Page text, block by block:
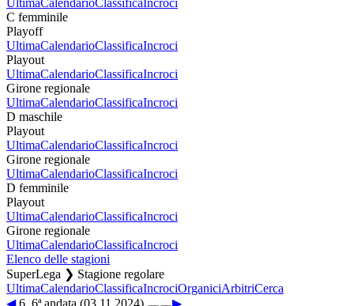
C femminile
Playoff
UltimaCalendarioClassificaIncroci
Playout
UltimaCalendarioClassificaIncroci
Girone regionale
UltimaCalendarioClassificaIncroci
D maschile
Playout
UltimaCalendarioClassificaIncroci
Girone regionale
UltimaCalendarioClassificaIncroci
D femminile
Playout
UltimaCalendarioClassificaIncroci
Girone regionale
UltimaCalendarioClassificaIncroci
Elenco delle stagioni
SuperLega ❯ Stagione regolare
UltimaCalendarioClassificaIncrociOrganiciArbitriCerca
◀6. 6ª andata (03.11.2024)
▶